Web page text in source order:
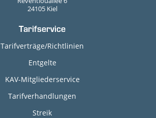
24105 Kiel
Tarifservice
Tarifverträge/Richtlinien
Entgelte
KAV-Mitgliederservice
Tarifverhandlungen
Streik